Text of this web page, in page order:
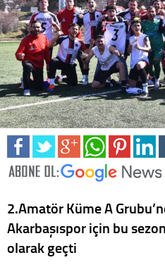
2.Amatör Küme A
Akarbaşıspor için bu
olarak geçti